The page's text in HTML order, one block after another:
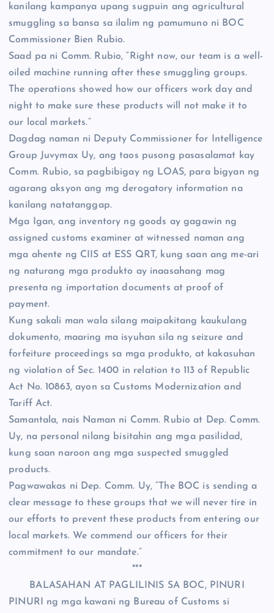
kanilang kampanya upang sugpuin ang agricultural
smuggling sa bansa sa ilalim ng pamumuno ni BOC
Commissioner Bien Rubio.
Saad pa ni Comm. Rubio, “Right now, our team is a well-
oiled machine running after these smuggling groups.
The operations showed how our officers work day and
night to make sure these products will not make it to
our local markets.”
Dagdag naman ni Deputy Commissioner for Intelligence
Group Juvymax Uy, ang taos pusong pasasalamat kay
Comm. Rubio, sa pagbibigay ng LOAS, para bigyan ng
agarang aksyon ang mg derogatory information na
kanilang natatanggap.
Mga Igan, ang inventory ng goods ay gagawin ng
assigned customs examiner at witnessed naman ang
mga ahente ng CIIS at ESS QRT, kung saan ang me-ari
ng naturang mga produkto ay inaasahang mag
presenta ng importation documents at proof of
payment.
Kung sakali man wala silang maipakitang kaukulang
dokumento, maaring ma isyuhan sila ng seizure and
forfeiture proceedings sa mga produkto, at kakasuhan
ng violation of Sec. 1400 in relation to 113 of Republic
Act No. 10863, ayon sa Customs Modernization and
Tariff Act.
Samantala, nais Naman ni Comm. Rubio at Dep. Comm.
Uy, na personal nilang bisitahin ang mga pasilidad,
kung saan naroon ang mga suspected smuggled
products.
Pagwawakas ni Dep. Comm. Uy, “The BOC is sending a
clear message to these groups that we will never tire in
our efforts to prevent these products from entering our
local markets. We commend our officers for their
commitment to our mandate.”
***
BALASAHAN AT PAGLILINIS SA BOC, PINURI
PINURI ng mga kawani ng Bureau of Customs si